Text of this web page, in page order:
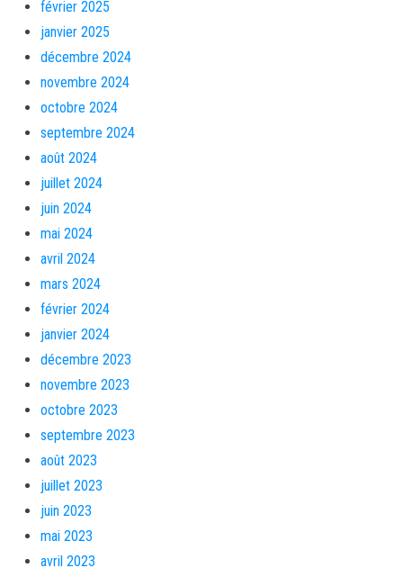
février 2025
janvier 2025
décembre 2024
novembre 2024
octobre 2024
septembre 2024
août 2024
juillet 2024
juin 2024
mai 2024
avril 2024
mars 2024
février 2024
janvier 2024
décembre 2023
novembre 2023
octobre 2023
septembre 2023
août 2023
juillet 2023
juin 2023
mai 2023
avril 2023